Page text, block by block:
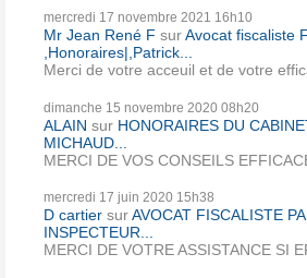
mercredi 17 novembre 2021 16h10
Mr Jean René F surAvocat fiscaliste
,Honoraires|,Patrick...
Merci de votre acceuil et de votre
dimanche 15 novembre 2020 08h20
ALAIN sur HONORAIRES DU
MICHAUD...
MERCI DE VOS CONSEILS
mercredi 17 juin 2020 15h38
D cartier surAVOCAT FISCALISTE
INSPECTEUR...
MERCI DE VOTRE ASSISTANCE SI